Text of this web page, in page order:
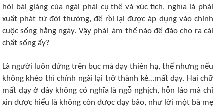
hỏi bài giảng của ngài phải cụ thể và xúc tích, nghĩa là phải
xuất phát từ đời thường, để rồi lại được áp dụng vào chính
cuộc sống hằng ngày. Vậy phải làm thế nào để đào cho ra cái
chất sống ấy?
Là người luôn đứng trên bục mà dạy thiên hạ, thế nhưng nếu
không khéo thì chính ngài lại trở thành kẻ…mất dạy. Hai chữ
mất dạy ở đây không có nghĩa là ngỗ nghịch, hỗn láo mà chỉ
xin được hiểu là không còn được dạy bảo, như lời một bà mẹ